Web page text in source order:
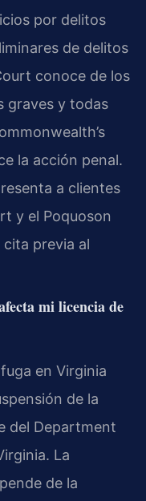
por delitos
de delitos
conoce de los
graves y todas
la acción penal.
a clientes
y el Poquoson
previa al
mi licencia de
en Virginia
de la
del Department
La
de la